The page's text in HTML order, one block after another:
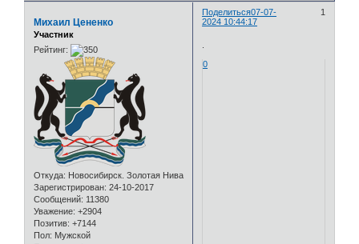
Поделиться 1
07-07-
2024 10:44:17
Михаил Цененко
Участник
Рейтинг:
Откуда: Новосибирск. Золотая Нива
Зарегистрирован: 24-10-2017
Сообщений: 11380
Уважение: +2904
Позитив: +7144
Пол: Мужской
0